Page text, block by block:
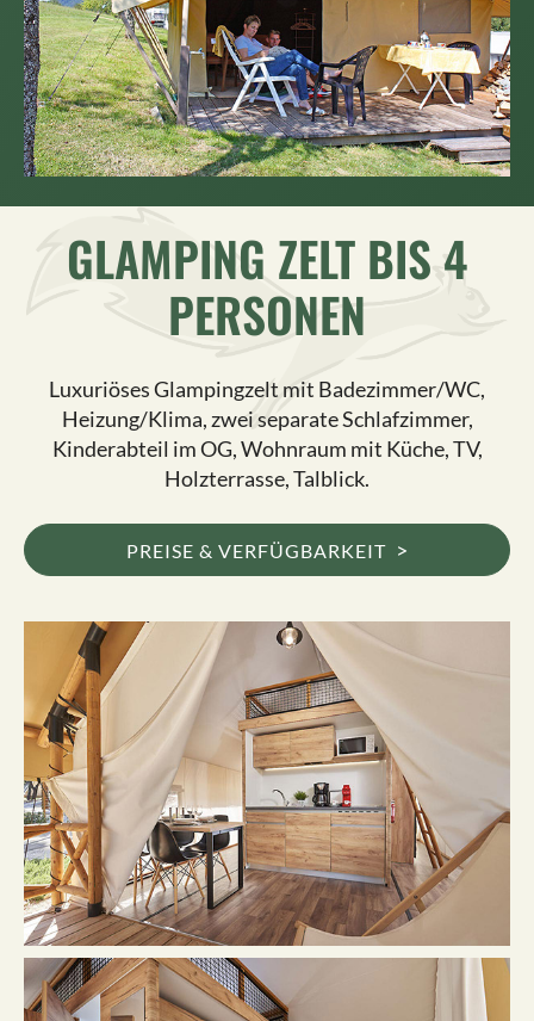
GLAMPING ZELT BIS 4
PERSONEN
Luxuriöses Glampingzelt mit Badezimmer/WC,
Heizung/Klima, zwei separate Schlafzimmer,
Kinderabteil im OG, Wohnraum mit Küche, TV,
Holzterrasse, Talblick.
PREISE & VERFÜGBARKEIT >